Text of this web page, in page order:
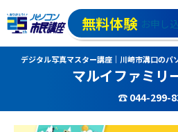
無料体験 お申し
デジタル写真マスター講座｜川崎市溝口のパ
マルイファミリ
☎ 044-299-